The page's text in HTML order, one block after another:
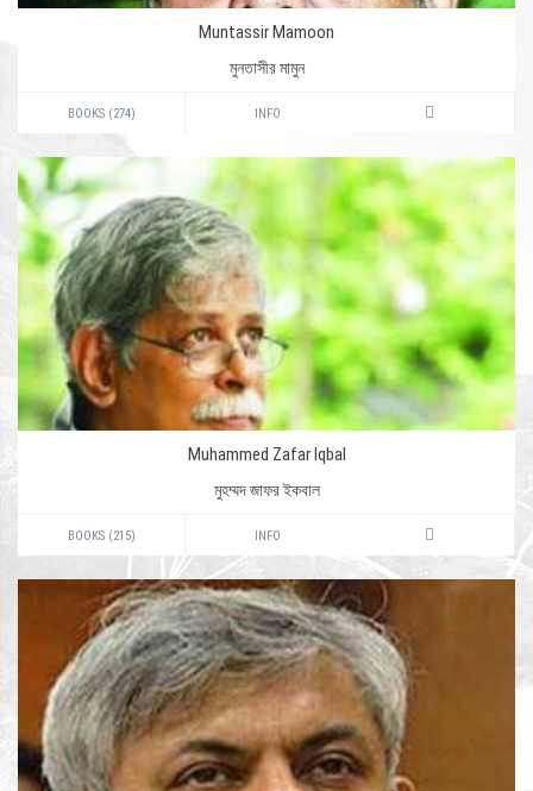
Muntassir Mamoon
মুনতাসীর মামুন
BOOKS (274) INFO
Muhammed Zafar Iqbal
মুহম্মদ জাফর ইকবাল
BOOKS (215) INFO